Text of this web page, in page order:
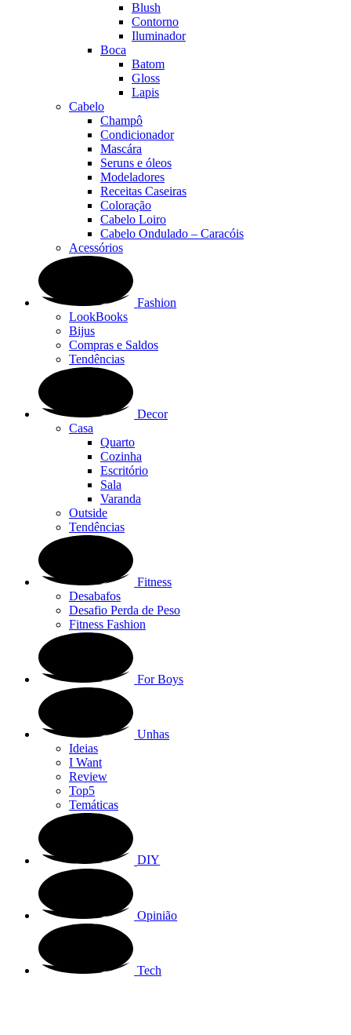
Blush
Contorno
Iluminador
Boca
Batom
Gloss
Lapis
Cabelo
Champô
Condicionador
Mascára
Seruns e óleos
Modeladores
Receitas Caseiras
Coloração
Cabelo Loiro
Cabelo Ondulado – Caracóis
Acessórios
Fashion
LookBooks
Bijus
Compras e Saldos
Tendências
Decor
Casa
Quarto
Cozinha
Escritório
Sala
Varanda
Outside
Tendências
Fitness
Desabafos
Desafio Perda de Peso
Fitness Fashion
For Boys
Unhas
Ideias
I Want
Review
Top5
Temáticas
DIY
Opinião
Tech